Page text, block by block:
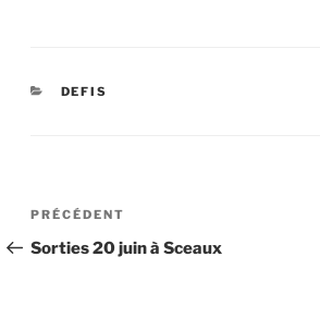
CATÉGORIES
DEFIS
Navigation
de
Article
précédent
PRÉCÉDENT
Sorties 20 juin à Sceaux